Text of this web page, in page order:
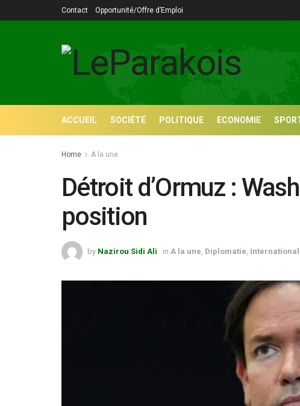
Contact Opportunité/Offre d’Emploi
ACCUEIL SOCIÉTÉ POLITIQUE ECONOMIE
Home A la une
Détroit d’Ormuz :
position
by Nazirou Sidi Ali in A la une Diplomatie International